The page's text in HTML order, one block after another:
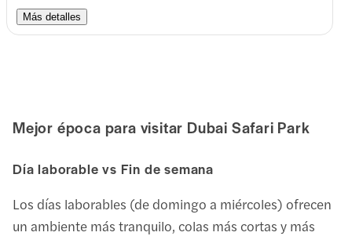
Más detalles
Mejor época para visitar Dubai Safari Park
Día laborable vs Fin de semana
Los días laborables (de domingo a miércoles) ofrecen
un ambiente más tranquilo, colas más cortas y más